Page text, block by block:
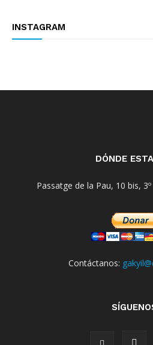
INSTAGRAM
DÓNDE
Passatge de la Pau, 10 bis,
Contáctanos: